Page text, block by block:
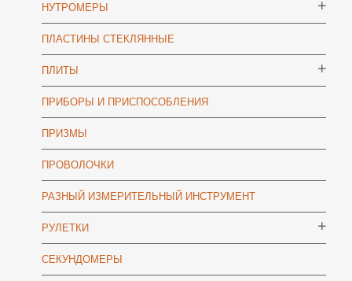
НУТРОМЕРЫ
ПЛАСТИНЫ СТЕКЛЯННЫЕ
ПЛИТЫ
ПРИБОРЫ И ПРИСПОСОБЛЕНИЯ
ПРИЗМЫ
ПРОВОЛОЧКИ
РАЗНЫЙ ИЗМЕРИТЕЛЬНЫЙ ИНСТРУМЕНТ
РУЛЕТКИ
СЕКУНДОМЕРЫ